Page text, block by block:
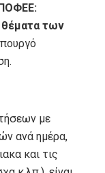
θέματα των
με
ανά ημέρα,
και τις